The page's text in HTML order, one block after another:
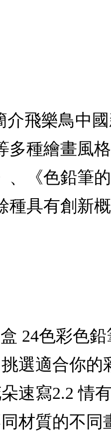
飛樂鳥中
多種繪畫風
、《色鉛筆
具有創新概
24色彩色
選適合你的
速寫2.2 情
材質的不同